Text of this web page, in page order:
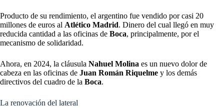
Producto de su rendimiento, el argentino fue vendido por casi 20
millones de euros al Atlético Madrid. Dinero del cual llegó en muy
reducida cantidad a las oficinas de Boca, principalmente, por el
mecanismo de solidaridad.
Ahora, en 2024, la cláusula Nahuel Molina es un nuevo dolor de
cabeza en las oficinas de Juan Román Riquelme y los demás
directivos del cuadro de la Boca.
La renovación del lateral